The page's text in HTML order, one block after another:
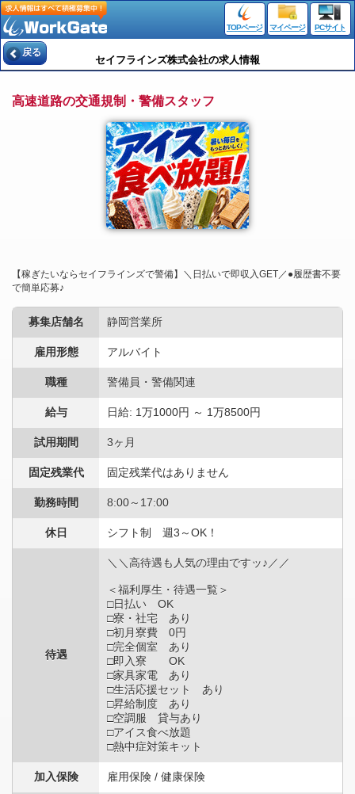
TOPページ マイページ PCサイト
戻る
セイフラインズ株式会社の求人情報
高速道路の交通規制・警備スタッフ
【稼ぎたいならセイフラインズで警備】＼日払いで即収入GET／●履歴書不要
で簡単応募♪
募集店舗名 静岡営業所
雇用形態 アルバイト
職種 警備員・警備関連
給与 日給: 1万1000円 ～ 1万8500円
試用期間 3ヶ月
固定残業代 固定残業代はありません
勤務時間 8:00～17:00
休日 シフト制 週3～OK！
待遇
＼＼高待遇も人気の理由ですッ♪／／
＜福利厚生・待遇一覧＞
□日払い OK
□寮・社宅 あり
□初月寮費 0円
□完全個室 あり
□即入寮 OK
□家具家電 あり
□生活応援セット あり
□昇給制度 あり
□空調服 貸与あり
□アイス食べ放題
□熱中症対策キット
加入保険 雇用保険 / 健康保険